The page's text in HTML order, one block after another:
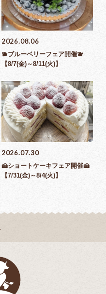
2026.08.06
🫐ブルーベリーフェア開催🫐
【8/7(金)～8/11(火)】
2026.07.30
🍰ショートケーキフェア開催🍰
【7/31(金)～8/4(火)】